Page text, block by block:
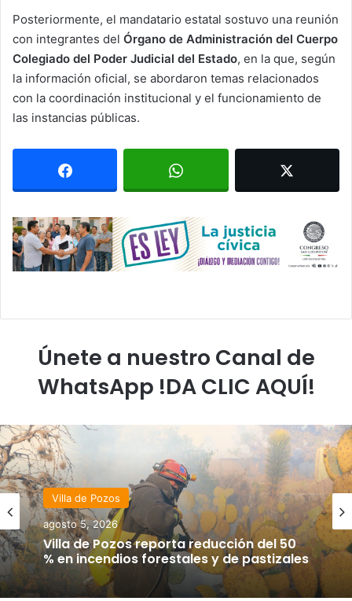
Posteriormente, el mandatario estatal sostuvo una reunión
con integrantes del Órgano de Administración del Cuerpo
Colegiado del Poder Judicial del Estado, en la que, según
la información oficial, se abordaron temas relacionados
con la coordinación institucional y el funcionamiento de
las instancias públicas.
Únete a nuestro Canal de
WhatsApp !DA CLIC AQUÍ!
Villa de Pozos
agosto 5, 2026
Villa de Pozos reporta reducción del 50
% en incendios forestales y de pastizales